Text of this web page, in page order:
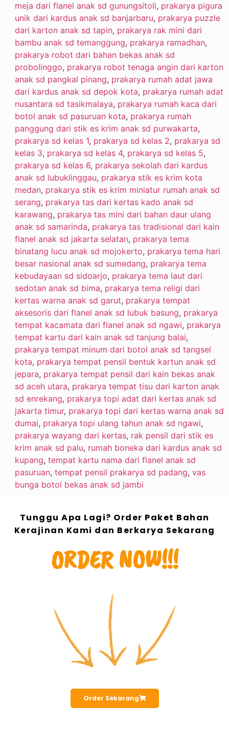
meja dari flanel anak sd gunungsitoli, prakarya pigura
unik dari kardus anak sd banjarbaru, prakarya puzzle
dari karton anak sd tapin, prakarya rak mini dari
bambu anak sd temanggung, prakarya ramadhan,
prakarya robot dari bahan bekas anak sd
probolinggo, prakarya robot tenaga angin dari karton
anak sd pangkal pinang, prakarya rumah adat jawa
dari kardus anak sd depok kota, prakarya rumah adat
nusantara sd tasikmalaya, prakarya rumah kaca dari
botol anak sd pasuruan kota, prakarya rumah
panggung dari stik es krim anak sd purwakarta,
prakarya sd kelas 1, prakarya sd kelas 2, prakarya sd
kelas 3, prakarya sd kelas 4, prakarya sd kelas 5,
prakarya sd kelas 6, prakarya sekolah dari kardus
anak sd lubuklinggau, prakarya stik es krim kota
medan, prakarya stik es krim miniatur rumah anak sd
serang, prakarya tas dari kertas kado anak sd
karawang, prakarya tas mini dari bahan daur ulang
anak sd samarinda, prakarya tas tradisional dari kain
flanel anak sd jakarta selatan, prakarya tema
binatang lucu anak sd mojokerto, prakarya tema hari
besar nasional anak sd sumedang, prakarya tema
kebudayaan sd sidoarjo, prakarya tema laut dari
sedotan anak sd bima, prakarya tema religi dari
kertas warna anak sd garut, prakarya tempat
aksesoris dari flanel anak sd lubuk basung, prakarya
tempat kacamata dari flanel anak sd ngawi, prakarya
tempat kartu dari kain anak sd tanjung balai,
prakarya tempat minum dari botol anak sd tangsel
kota, prakarya tempat pensil bentuk kartun anak sd
jepara, prakarya tempat pensil dari kain bekas anak
sd aceh utara, prakarya tempat tisu dari karton anak
sd enrekang, prakarya topi adat dari kertas anak sd
jakarta timur, prakarya topi dari kertas warna anak sd
dumai, prakarya topi ulang tahun anak sd ngawi,
prakarya wayang dari kertas, rak pensil dari stik es
krim anak sd palu, rumah boneka dari kardus anak sd
kupang, tempat kartu nama dari flanel anak sd
pasuruan, tempat pensil prakarya sd padang, vas
bunga botol bekas anak sd jambi
Tunggu Apa Lagi? Order Paket Bahan
Kerajinan Kami dan Berkarya Sekarang
ORDER NOW!!!
Order Sekarang